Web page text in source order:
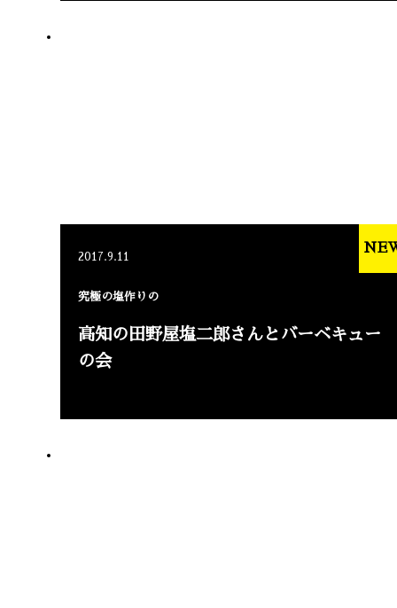
2017.9.11
究極の塩作りの
高知の田野屋塩二郎さんとバーベキュー
の会